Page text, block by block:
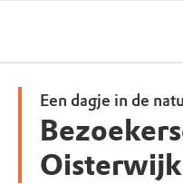
Een dagje in de
Oisterwijk